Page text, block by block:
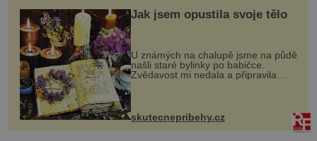
Jak jsem opustila svoje tělo
U známých na chalupě jsme na půdě
našli staré bylinky po babičce.
Zvědavost mi nedala a připravila
jsem si z nich lektvar… Zimní pobyt
na chalupě se pro mě vlastní vinou
změnil v děsivý zážitek, na kt...
skutecnepribehy.cz